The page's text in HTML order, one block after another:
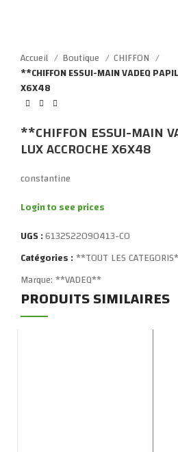
Accueil Boutique
CHIFFON
**CHIFFON ESSUI-MAIN VADEQ
X6X48
**CHIFFON ESSUI-MAIN
LUX ACCROCHE X6X48
constantine
Login to see prices
UGS :6132522090413-CO
Catégories :**TOUT LES
Marque:**VADEQ**
PRODUITS SIMILAIRES